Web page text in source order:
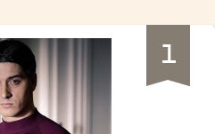
1